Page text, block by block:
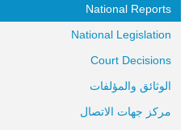
National Reports
National Legislation
Court Decisions
الوثائق والمؤلفات
مركز جهات الاتصال